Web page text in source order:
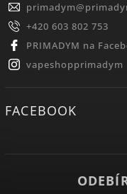
primadym@
+420 603 802 753
PRIMADYM na
vapeshopprimadym
FACEBOOK